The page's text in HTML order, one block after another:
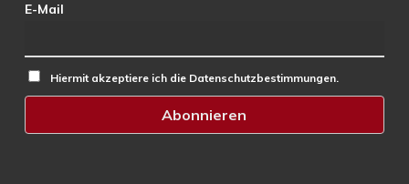
E-Mail
Hiermit akzeptiere ich die Datenschutzbestimmungen.